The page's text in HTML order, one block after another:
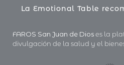
La Emotional Table
FAROS San Juan de Dioses la
divulgación de la salud y el